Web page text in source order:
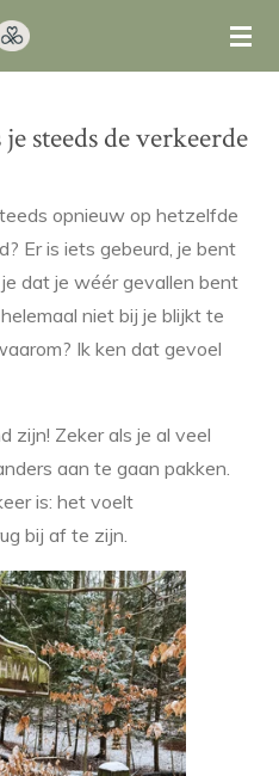
steeds de verkeerde
opnieuw op hetzelfde
Er is iets gebeurd, je bent
dat je wéér gevallen bent
niet bij je blijkt te
Ik ken dat gevoel
zijn! Zeker als je al veel
aan te gaan pakken.
is: het voelt
bij af te zijn.